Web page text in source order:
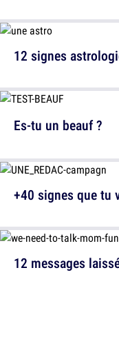
12 signes
12 messages
Es-tu un beauf ?
+40 signes que tu